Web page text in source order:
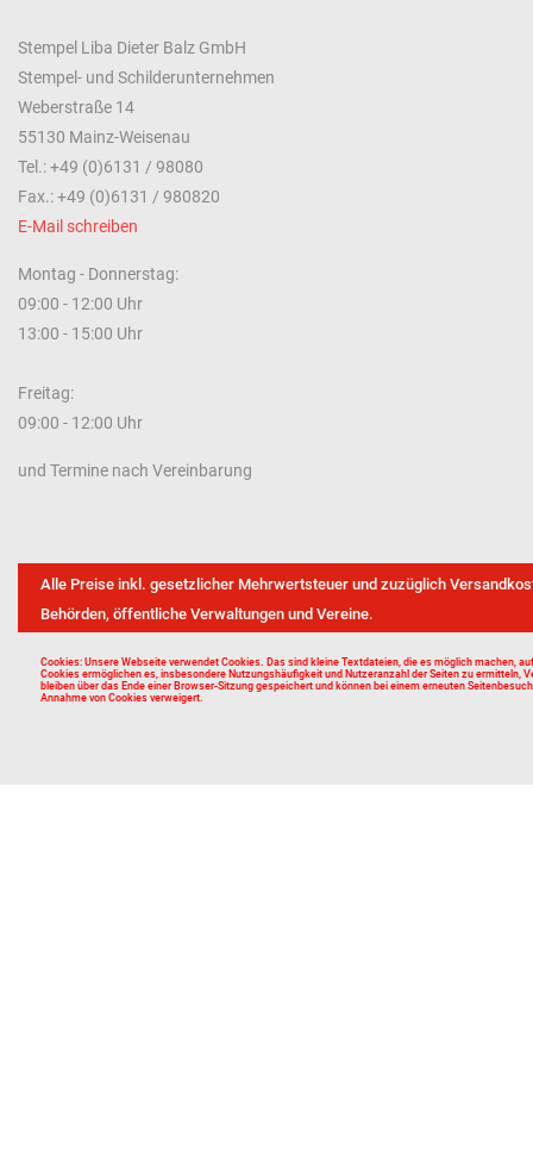
Stempel Liba Dieter Balz GmbH
Stempel- und Schilderunternehmen
Weberstraße 14
55130 Mainz-Weisenau
Tel.: +49 (0)6131 / 98080
Fax.: +49 (0)6131 / 980820
E-Mail schreiben
Montag - Donnerstag:
09:00 - 12:00 Uhr
13:00 - 15:00 Uhr
Freitag:
09:00 - 12:00 Uhr
und Termine nach Vereinbarung
Alle Preise inkl. gesetzlicher Mehrwertsteuer und zuzüglich
Behörden, öffentliche Verwaltungen und Vereine.
Cookies: Unsere Webseite verwendet Cookies. Das sind kleine Textdateien, die es möglich machen,
Cookies ermöglichen es, insbesondere Nutzungshäufigkeit und Nutzeranzahl der Seiten zu
bleiben über das Ende einer Browser-Sitzung gespeichert und können bei einem erneuten
Annahme von Cookies verweigert.